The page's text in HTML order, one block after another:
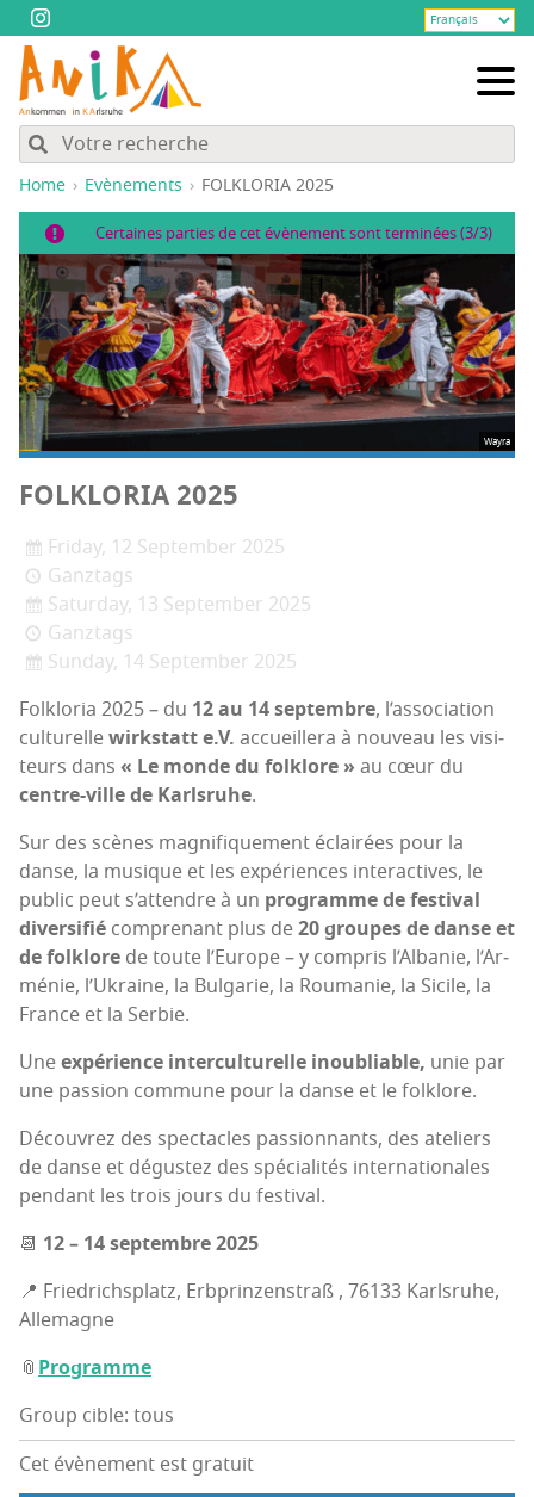
Home Evènements FOLKLORIA 2025
Certaines parties de cet évènement sont terminées (3/3)
Wayra
FOLKLORIA 2025
Friday, 12 September 2025
Ganztags
Saturday, 13 September 2025
Ganztags
Sunday, 14 September 2025
Folk­lo­ria 2025 – du 12 au 14 sep­tembre, l’as­so­cia­tion
cultu­rellewirks­tatt e.V. accueille­ra à nou­veau les visi­
teurs dans « Le monde du folk­lore » au cœur du
centre-ville de Karls­ruhe.
Sur des scènes magni­fi­que­ment éclai­rées pour la
danse, la musique et les expé­riences inter­ac­tives, le
public peut s’at­tendre à un pro­gramme de fes­ti­val
diver­si­fié com­pre­nant plus de20 groupes de danse et
de folk­lore de toute l’Eu­rope – y com­pris l’Al­ba­nie, l’Ar­
mé­nie, l’U­kraine, la Bul­ga­rie, la Rou­ma­nie, la Sicile, la
France et la Serbie.
Uneexpé­rience inter­cul­tu­relle inou­bliable, unie par
une pas­sion com­mune pour la danse et le folklore.
Décou­vrez des spec­tacles pas­sion­nants, des ate­liers
de danse et dégus­tez des spé­cia­li­tés inter­na­tio­nales
pen­dant les trois jours du festival.
📆 12 – 14 sep­tembre 2025
📍 Frie­drichs­platz, Erb­prin­zens­traß , 76133 Karls­ruhe,
Allemagne
📎Pro­gramme
Group cible: tous
Cet évènement est gratuit